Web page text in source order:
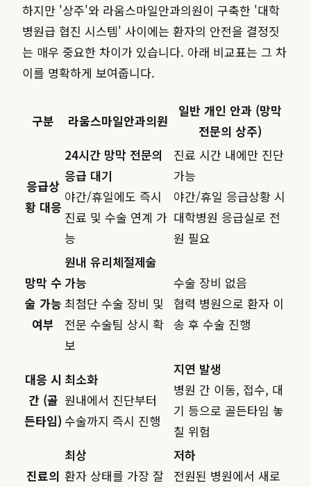
하지만 '상주'와 라움스마일안과의원이 구축한 '대학
병원급 협진 시스템' 사이에는 환자의 안전을 결정짓
는 매우 중요한 차이가 있습니다. 아래 비교표는 그 차
이를 명확하게 보여줍니다.
구분 라움스마일안과의원
일반 개인 안과 (망막
전문의 상주)
응급상
황 대응
24시간 망막 전문의
응급 대기
야간/휴일에도 즉시
진료 및 수술 연계 가
능
진료 시간 내에만 진단
가능
야간/휴일 응급상황 시
대학병원 응급실로 전
원 필요
망막 수
술 가능
여부
원내 유리체절제술
가능
최첨단 수술 장비 및
전문 수술팀 상시 확
보
수술 장비 없음
협력 병원으로 환자 이
송 후 수술 진행
대응 시
간 (골
든타임)
최소화
원내에서 진단부터
수술까지 즉시 진행
지연 발생
병원 간 이동, 접수, 대
기 등으로 골든타임 놓
칠 위험
진료의
최상
환자 상태를 가장 잘
저하
전원된 병원에서 새로